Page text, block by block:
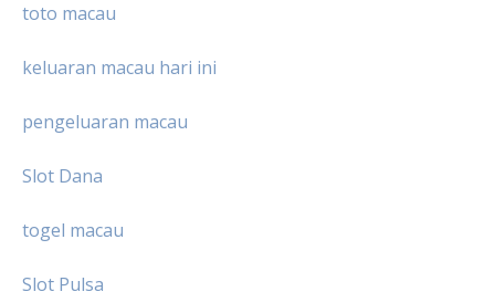
toto macau
keluaran macau hari ini
pengeluaran macau
Slot Dana
togel macau
Slot Pulsa